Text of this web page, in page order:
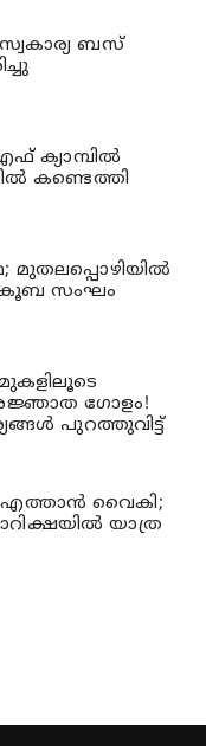
ബസ്
ക്യാമ്പില്‍
കണ്ടെത്തി
മുതലപ്പൊഴിയില്‍
സ്കൂബ സംഘം
ഗോളം!
പുറത്തുവിട്ട്
എത്താന്‍ വൈകി;
യാത്ര